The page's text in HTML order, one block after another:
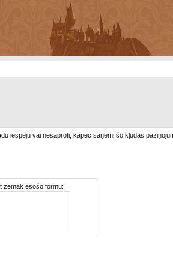
iespēju vai nesaproti, kāpēc saņēmi šo kļūdas
zemāk esošo formu: